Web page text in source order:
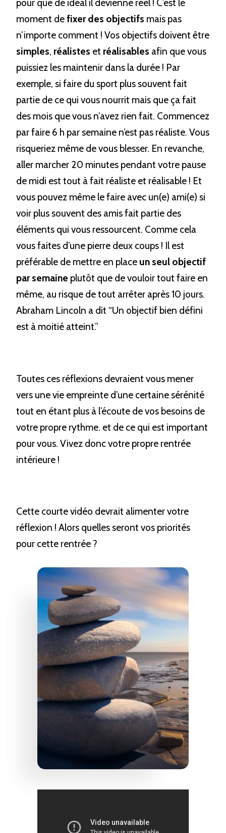
pour que de idéal il devienne réel ! C’est le
moment de fixer des objectifs mais pas
simples, réalistes et réalisables afin que vous
puissiez les maintenir dans la durée ! Par
exemple, si faire du sport plus souvent fait
partie de ce qui vous nourrit mais que ça fait
des mois que vous n’avez rien fait. Commencez
par faire 6 h par semaine n’est pas réaliste. Vous
risqueriez même de vous blesser. En revanche,
aller marcher 20 minutes pendant votre pause
de midi est tout à fait réaliste et réalisable ! Et
vous pouvez même le faire avec un(e) ami(e) si
voir plus souvent des amis fait partie des
éléments qui vous ressourcent. Comme cela
vous faites d’une pierre deux coups ! Il est
préférable de mettre en place un seul objectif
par semaine plutôt que de vouloir tout faire en
même, au risque de tout arrêter après 10 jours.
Abraham Lincoln a dit “Un objectif bien défini
est à moitié atteint.”
Toutes ces réflexions devraient vous mener
vers une vie empreinte d’une certaine sérénité
tout en étant plus à l’écoute de vos besoins de
votre propre rythme. et de ce qui est important
pour vous. Vivez donc votre propre rentrée
intérieure !
Cette courte vidéo devrait alimenter votre
réflexion ! Alors quelles seront vos priorités
pour cette rentrée ?